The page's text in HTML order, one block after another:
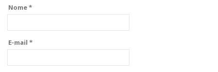
Nome*
E-mail *